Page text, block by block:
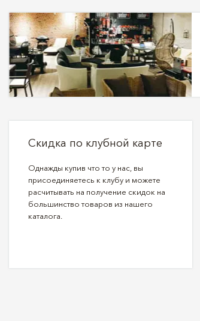
Скидка по клубной карте
Однажды купив что то у нас, вы
присоединяетесь к клубу и можете
расчитывать на получение скидок на
большинство товаров из нашего
каталога.